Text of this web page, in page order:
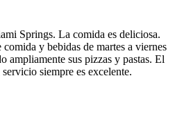
Springs. La comida es deliciosa.
y bebidas de martes a viernes
ampliamente sus pizzas y pastas. El
siempre es excelente.